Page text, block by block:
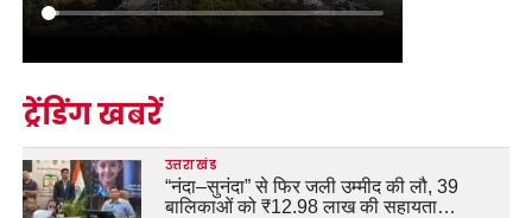
ट्रेंडिंग खबरें
उत्तराखंड
“नंदा–सुनंदा” से फिर जली उम्मीद की लौ, 39
बालिकाओं को ₹12.98 लाख की सहायता…